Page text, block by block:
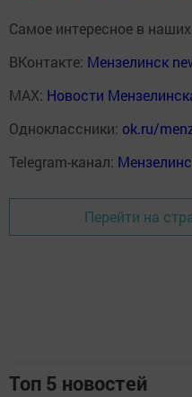
Самое интересное в
ВКонтакте: Мензелинск
MAX: Новости
Одноклассники: ok.ru/
Telegram-канал:
Перейти на
Топ 5 новостей